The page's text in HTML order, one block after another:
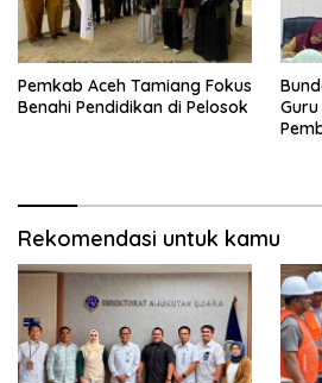
Pemkab Aceh Tamiang Fokus
Benahi Pendidikan di Pelosok
Guru
Rekomendasi untuk kamu